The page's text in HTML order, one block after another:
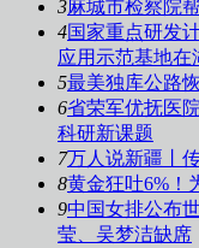
3麻城市检察院
4国家重点研发
应用示范基地在
5最美独库公路
6省荣军优抚医
科研新课题
7万人说新疆丨
8黄金狂吐6%！
9中国女排公布
莹、吴梦洁缺席